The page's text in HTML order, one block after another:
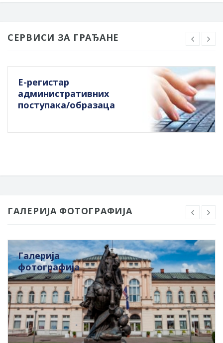
СЕРВИСИ ЗА ГРАЂАНЕ
Е-регистар
административних
поступака/образаца
ГАЛЕРИЈА ФОТОГРАФИЈА
Галерија
фотографија